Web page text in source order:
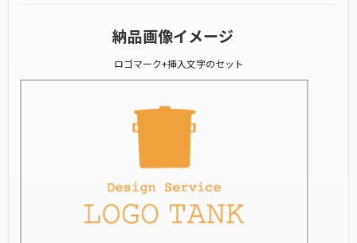
納品画像イメージ
ロゴマーク+挿入文字のセット